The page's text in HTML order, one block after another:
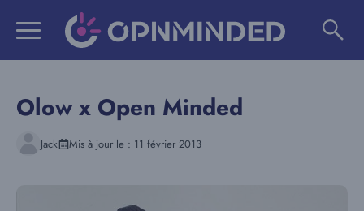
Olow x Open Minded
Jack Mis à jour le : 11 février 2013